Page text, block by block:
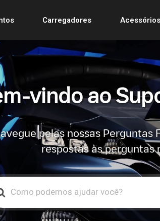
Carregadores Acessórios
vindo ao
pelas nossas
respostas às perguntas